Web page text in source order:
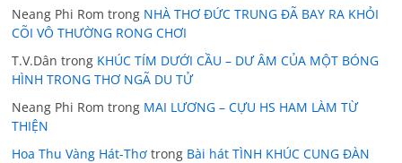
Neang Phi Rom trong NHÀ THƠ ĐỨC TRUNG ĐÃ BAY RA KHỎI
CÕI VÔ THƯỜNG RONG CHƠI
T.V.Dân trong KHÚC TÍM DƯỚI CẦU – DƯ ÂM CỦA MỘT BÓNG
HÌNH TRONG THƠ NGÃ DU TỬ
Neang Phi Rom trong MAI LƯƠNG – CỰU HS HAM LÀM TỪ
THIỆN
Hoa Thu Vàng Hát-Thơ trong Bài hát TÌNH KHÚC CUNG ĐÀN